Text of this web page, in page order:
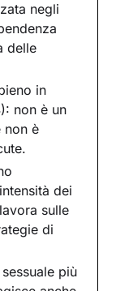
nel
negli
delle
in
non è un
non è
dei
sulle
di
più